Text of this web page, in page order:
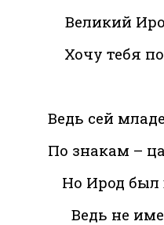
Великий
Хочу тебя
Ведь сей
По знакам –
Но Ирод был
Ведь не